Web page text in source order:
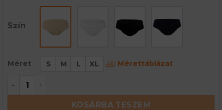
Szín
Méret S M L XL Mérettáblázat
COMFORT COTTON Női pamut hipster bugyi -
KOSÁRBA TESZEM